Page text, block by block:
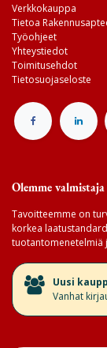
Verkkokauppa
Tietoa
Työohjeet
Yhteystiedot
Toimitusehdot
Tietosuojaseloste
Olemme
Tavoitteemme on
korkea
tuotantomenetelmiä
​Uusi
Vanhat